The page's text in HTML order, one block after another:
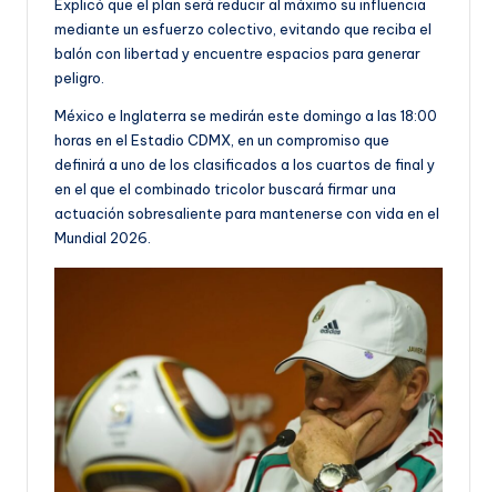
Explicó que el plan será reducir al máximo su influencia
mediante un esfuerzo colectivo, evitando que reciba el
balón con libertad y encuentre espacios para generar
peligro.
México e Inglaterra se medirán este domingo a las 18:00
horas en el Estadio CDMX, en un compromiso que
definirá a uno de los clasificados a los cuartos de final y
en el que el combinado tricolor buscará firmar una
actuación sobresaliente para mantenerse con vida en el
Mundial 2026.